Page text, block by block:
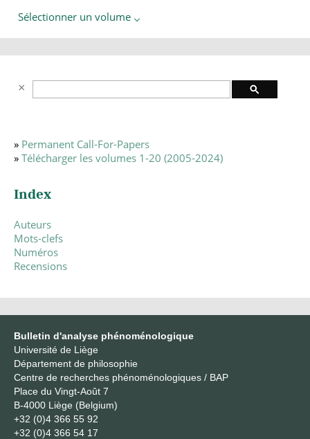
Sélectionner un volume
» Permanent Call-For-Papers
» Télécharger les volumes 1-20 (2005-2024)
Index
Auteurs
Mots-clefs
Numéros
Recensions
Bulletin d'analyse phénoménologique
Université de Liège
Département de philosophie
Centre de recherches phénoménologiques / BAP
Place du Vingt-Août 7
B-4000 Liège (Belgium)
+32 (0)4 366 55 92
+32 (0)4 366 54 17